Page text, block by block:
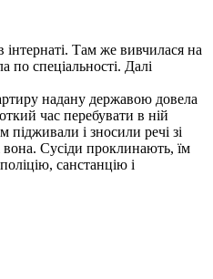
Там же вивчилася на
по спеціальності. Далі
надану державою довела
час перебувати в ній
і зносили речі зі
вона. Сусіди проклинають, їм
санстанцію і